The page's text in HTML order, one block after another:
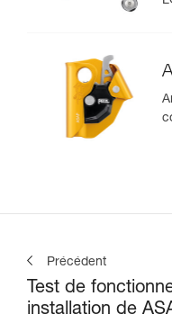
Précédent
Test de
installation de